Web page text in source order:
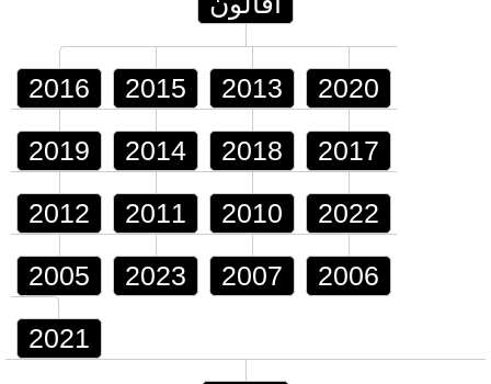
2016 2015 2013 2020
2019 2014 2018 2017
2012 2011 2010 2022
2005 2023 2007 2006
2021